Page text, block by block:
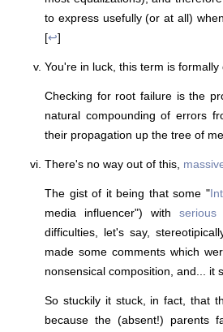
to express usefully (or at all)
[↩]
You're in luck, this term is formally
Checking for root failure is the
natural compounding of errors
their propagation up the tree of
There's no way out of this,
The gist of it being that some "
media influencer") with serious
difficulties, let's say,
made some comments which
nonsensical composition, and... it
So stuckily it stuck, in fact, that
because the (absent!) parents